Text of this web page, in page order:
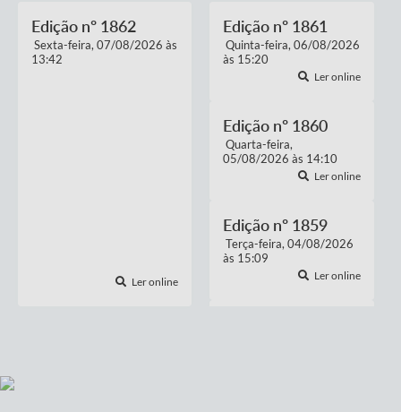
CONCORRÊNCIA ELETRÔNICA 31 AGO 2026
Concorrência Eletrônica nº 02 - 2026 -
6 ANEXOS
Edição nº 1862
Sexta-feira 07/08/2026
13:42
Ler online
Edição nº 1861
Quinta-feira 06/08/2026
15:20
Ler online
Edição nº 1860
Quarta-feira
05/08/2026
14:10
Ler online
Edição nº 1859
Terça-feira 04/08/2026
15:09
Ler online